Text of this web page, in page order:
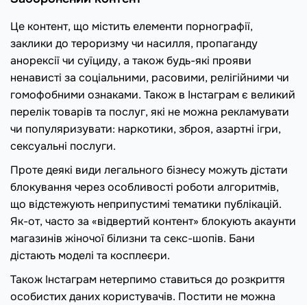
Це контент, що містить елементи порнографії,
заклики до тероризму чи насилля, пропаганду
анорексії чи суїциду, а також будь-які прояви
ненависті за соціальними, расовими, релігійними чи
гомофобними ознаками. Також в Інстаграм є великий
перелік товарів та послуг, які не можна рекламувати
чи популяризувати: наркотики, зброя, азартні ігри,
сексуальні послуги.
Проте деякі види легального бізнесу можуть дістати
блокування через особливості роботи алгоритмів,
що відстежують неприпустимі тематики публікацій.
Як-от, часто за «відвертий контент» блокують акаунти
магазинів жіночої білизни та секс-шопів. Бани
дістають моделі та косплеєри.
Також Інстаграм нетерпимо ставиться до розкриття
особистих даних користувачів. Постити не можна